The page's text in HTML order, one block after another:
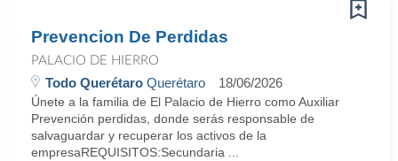
Prevencion De Perdidas
PALACIO DE HIERRO
Todo Querétaro Querétaro 18/06/2026
Únete a la familia de El Palacio de Hierro como Auxiliar
Prevención perdidas, donde serás responsable de
salvaguardar y recuperar los activos de la
empresaREQUISITOS:Secundaria ...